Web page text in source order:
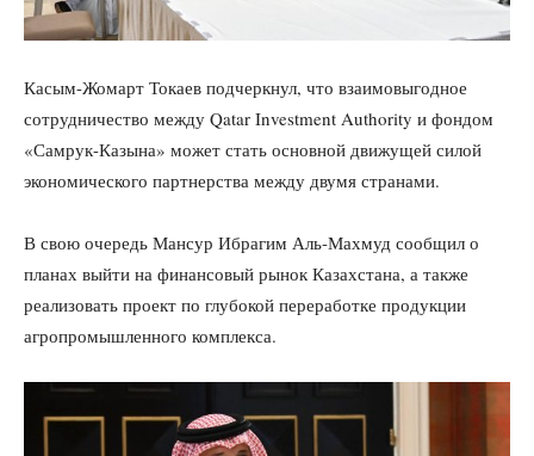
Касым-Жомарт Токаев подчеркнул, что взаимовыгодное
сотрудничество между Qatar Investment Authority и фондом
«Самрук-Казына» может стать основной движущей силой
экономического партнерства между двумя странами.
В свою очередь Мансур Ибрагим Аль-Махмуд сообщил о
планах выйти на финансовый рынок Казахстана, а также
реализовать проект по глубокой переработке продукции
агропромышленного комплекса.